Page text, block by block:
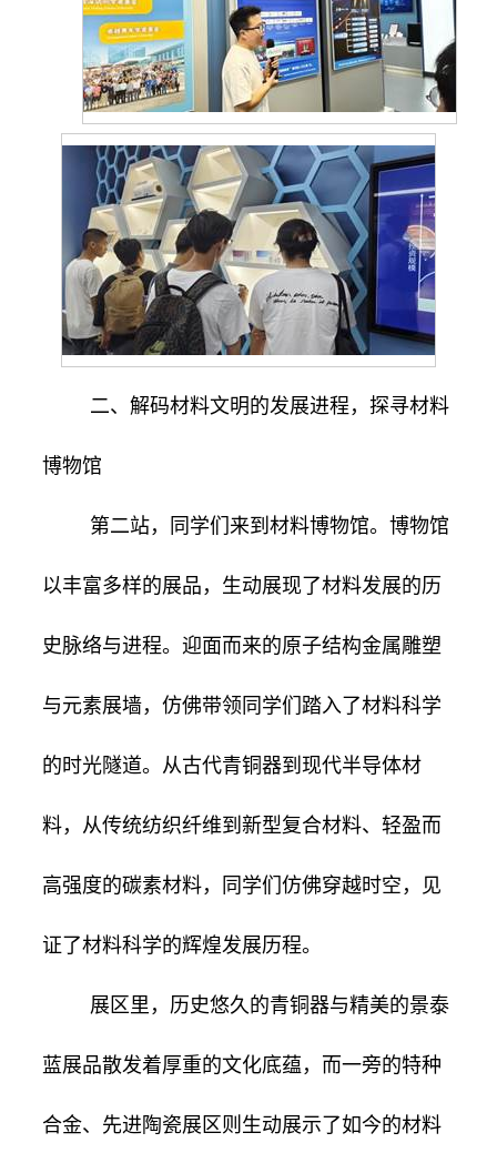
二、解码材料文明的发展进程，探寻材料
博物馆
第二站，同学们来到材料博物馆。博物馆
以丰富多样的展品，生动展现了材料发展的历
史脉络与进程。迎面而来的原子结构金属雕塑
与元素展墙，仿佛带领同学们踏入了材料科学
的时光隧道。从古代青铜器到现代半导体材
料，从传统纺织纤维到新型复合材料、轻盈而
高强度的碳素材料，同学们仿佛穿越时空，见
证了材料科学的辉煌发展历程。
展区里，历史悠久的青铜器与精美的景泰
蓝展品散发着厚重的文化底蕴，而一旁的特种
合金、先进陶瓷展区则生动展示了如今的材料